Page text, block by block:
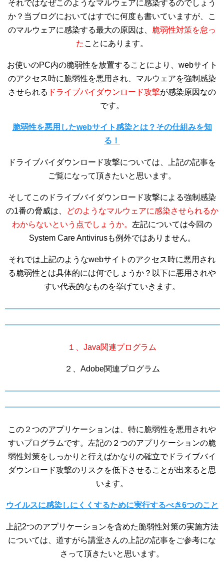
それではなぜこのようなマルウェアに感染するのでしょう
か？当ブログにおいてはすでに何度も書いていますが、こ
のマルウェアに感染する最大の原因は、 脆弱性対策を怠っ
た ことにあります。
お使いのPC内の脆弱性を放置することにより、webサイト
のアクセス時に脆弱性を悪用され、マルウェアを強制感染
させられる ドライブバイダウンロード攻撃が感染原因なの
です。
脆弱性を悪用したwebサイト感染とは？その仕組みを知
る！
ドライブバイダウンロード攻撃については、上記の記事を
ご覧になって頂きたいと思います。
そしてこのドライブバイダウンロード攻撃による強制感染
の1番の脅威は、
どのようなマルウェアに感染させられるか
わからないという点でしょうか。 左記については今回の
System Care Antivirusも例外ではありません。
それでは上記のようなwebサイトのアクセス時に悪用され
る脆弱性とは具体的には何でしょうか？以下に悪用されや
すい代表的なものを挙げていきます。
１、Java関連プログラム
２、Adobe関連プログラム
この２つのアプリケーションは、特に脆弱性を悪用されや
すいプログラムです。左記の２つのアプリケーションの脆
弱性対策をしっかりと行えばかなりの確立でドライブバイ
ダウンロード攻撃のリスクを低下させることが出来ると思
います。
ウイルスに感染しにくくするために実行するべき6つのこと
上記2つのアプリケーションを含めた脆弱性対策の実施方法
については、道すがら講堂さんの上記の記事をご参考にな
さって頂きたいと思います。